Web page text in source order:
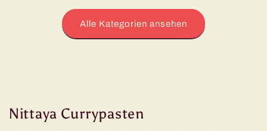
Alle Kategorien ansehen
Nittaya Currypasten